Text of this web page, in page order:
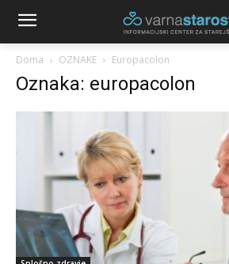
Doma OZNAKE Europacolon
Oznaka: europacolon